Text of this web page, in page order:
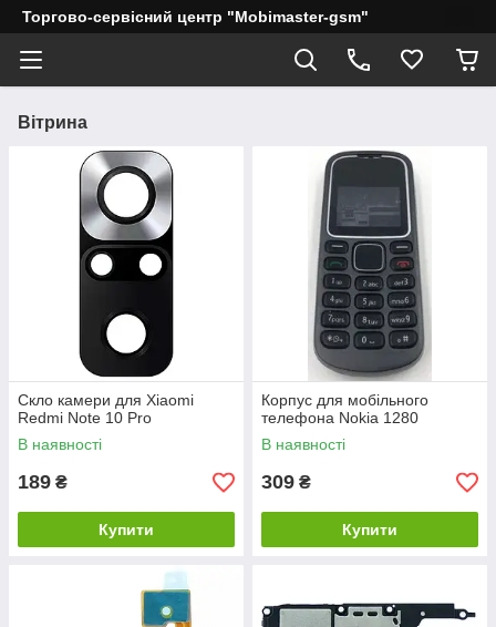
Торгово-сервісний центр "Mobimaster-gsm"
Вітрина
Скло камери для Xiaomi
Redmi Note 10 Pro
В наявності
189 ₴
Купити
Корпус для мобільного
телефона Nokia 1280
В наявності
309 ₴
Купити